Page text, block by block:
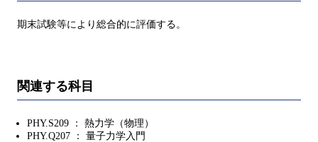
期末試験等により総合的に評価する。
関連する科目
PHY.S209 ： 熱力学（物理）
PHY.Q207 ： 量子力学入門